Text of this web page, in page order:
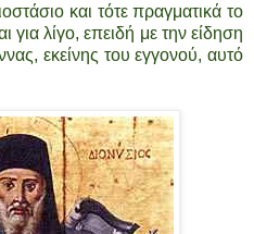
και τότε πραγματικά το
λίγο, επειδή με την είδηση
εκείνης του εγγονού, αυτό